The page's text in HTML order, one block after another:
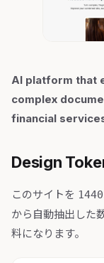
AI platform that
complex
financial
Design
このサイトを
から自動抽出した
料になります。